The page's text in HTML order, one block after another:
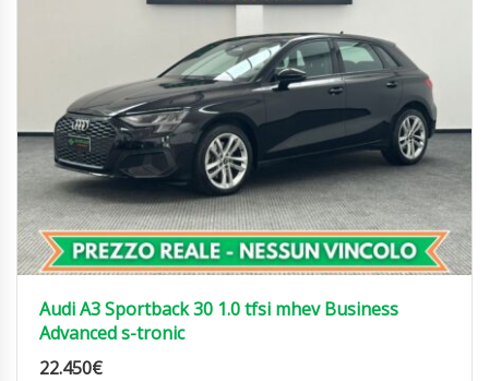
Audi A3 Sportback 30 1.0 tfsi mhev Business
Advanced s-tronic
22.450€